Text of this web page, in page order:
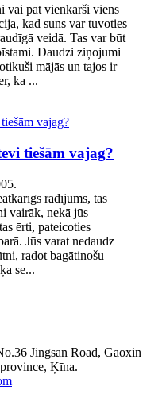
vai pat vienkārši viens
kad suns var tuvoties
veidā. Tas var būt
Daudzi ziņojumi
mājās un tajos ir
ka ...
tiešām vajag?
radījums, tas
vairāk, nekā jūs
ērti, pateicoties
Jūs varat nedaudz
radot bagātinošu
se...
Jingsan Road, Gaoxin
Ķīna.